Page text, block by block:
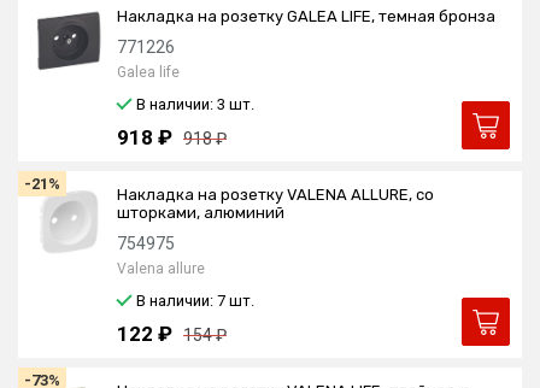
Накладка на розетку GALEA LIFE, темная бронза
771226
Galea life
В наличии: 3 шт.
918 ₽ 918 ₽
-21%
Накладка на розетку VALENA ALLURE, со
шторками, алюминий
754975
Valena allure
В наличии: 7 шт.
122 ₽ 154 ₽
-73%